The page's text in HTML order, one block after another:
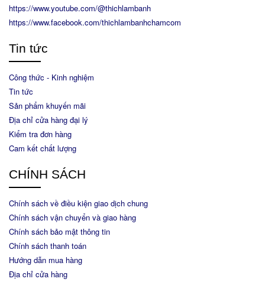
https://www.youtube.com/@thichlambanh
https://www.facebook.com/thichlambanhchamcom
Tin tức
Công thức - Kinh nghiệm
Tin tức
Sản phẩm khuyến mãi
Địa chỉ cửa hàng đại lý
Kiểm tra đơn hàng
Cam kết chất lượng
CHÍNH SÁCH
Chính sách về điều kiện giao dịch chung
Chính sách vận chuyển và giao hàng
Chính sách bảo mật thông tin
Chính sách thanh toán
Hướng dẫn mua hàng
Địa chỉ cửa hàng